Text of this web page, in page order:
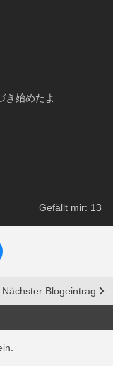
き始めたよ…
Gefällt mir: 13
Nächster Blogeintrag